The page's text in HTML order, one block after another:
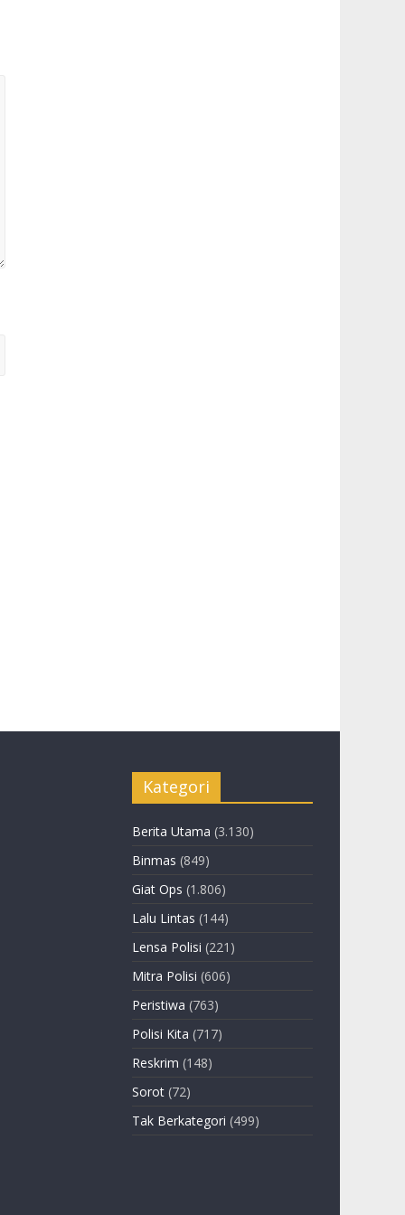
Kategori
Berita Utama (3.130)
Binmas (849)
Giat Ops (1.806)
Lalu Lintas (144)
Lensa Polisi (221)
Mitra Polisi (606)
Peristiwa (763)
Polisi Kita (717)
Reskrim (148)
Sorot (72)
Tak Berkategori (499)